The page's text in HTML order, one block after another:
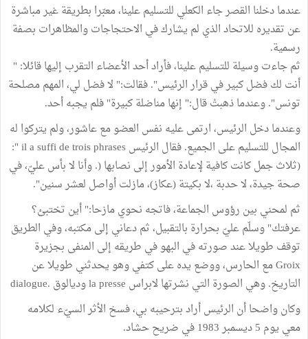
عندما دخلنا القصر جاء الكعلي للتسليم علينا، معبّرا بطريقة غير مباشرة
عن تقديره للاتحاد الذي لم يشارك في الاحتجاجات والمظاهرات بصفة
رسمية.
ثم جاءت وسيلة للتسليم علينا، فأراد أحد الأعضاء التقرب إليها قائلا: "
أنت لك فضل كبير في قرار الرئيس". فقالت:" لا فضل لي، المهم مصلحة
تونس". وعندما ذهبتْ قال:" إنها مناضلة كبيرة" فلم يجبه أحد.
وعندما دخل الرئيس، ارتمى عليه نفس العضو مع عاشور، ولم يتركوا له
المجال للتسليم على الجميع. فقال الرئيس il a suffi de trois phrases ":
(ثلاث جمل كانت كافية لإعادة الأمور إلى نصابها (. وأنا لا بأس عليّ، في
صحة جيدة، لا حدبة ،لا بكيتة (عكاز)، مازلت أواصل لعشر سنين".
ثم لمحني بين رؤوس الجماعة، فاتجه نحوي مازحا:" أين تختبئ؟
عرفتك" وسلّم عليّ بحرارة بالتقبيل، ثم دعاني إلى مكتبه، وفي الطريق
توقف طويلا عند صورته في البهو في طريقه إلى المنفى بجزيرة
Groix مع الحارس، ووضع يده على كتفي وهو يحدثني طويلا عن
التاريخ. وهي الصورة التي نشرتها لابراس la presse وديالوق .dialogue
وكان واضحا أن الرئيس أراد بترحيبه بي، فسخ الأثر السيّء لكلامه
معي يوم 5 ديسمبر 1983 في ضريح حشاد.